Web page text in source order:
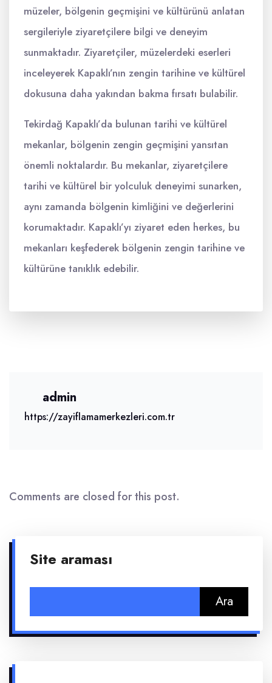
müzeler, bölgenin geçmişini ve kültürünü anlatan
sergileriyle ziyaretçilere bilgi ve deneyim
sunmaktadır. Ziyaretçiler, müzelerdeki eserleri
inceleyerek Kapaklı’nın zengin tarihine ve kültürel
dokusuna daha yakından bakma fırsatı bulabilir.
Tekirdağ Kapaklı’da bulunan tarihi ve kültürel
mekanlar, bölgenin zengin geçmişini yansıtan
önemli noktalardır. Bu mekanlar, ziyaretçilere
tarihi ve kültürel bir yolculuk deneyimi sunarken,
aynı zamanda bölgenin kimliğini ve değerlerini
korumaktadır. Kapaklı’yı ziyaret eden herkes, bu
mekanları keşfederek bölgenin zengin tarihine ve
kültürüne tanıklık edebilir.
admin
https://zayiflamamerkezleri.com.tr
Comments are closed for this post.
Site araması